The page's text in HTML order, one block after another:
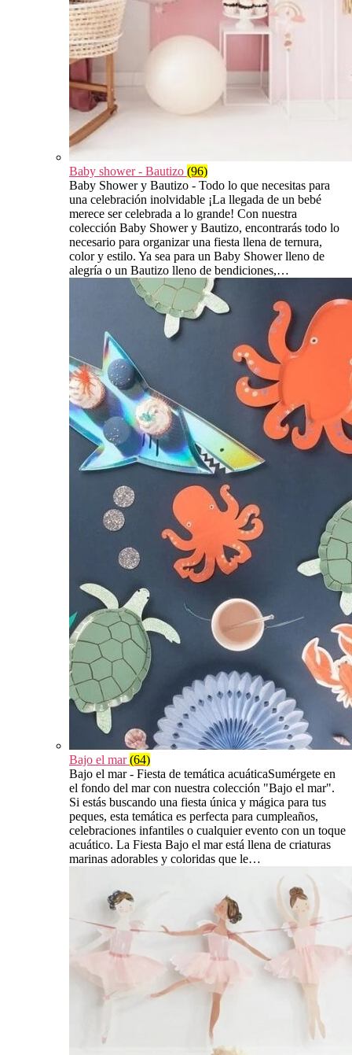
Baby shower - Bautizo (96)
Baby Shower y Bautizo - Todo lo que necesitas para
una celebración inolvidable ¡La llegada de un bebé
merece ser celebrada a lo grande! Con nuestra
colección Baby Shower y Bautizo, encontrarás todo lo
necesario para organizar una fiesta llena de ternura,
color y estilo. Ya sea para un Baby Shower lleno de
alegría o un Bautizo lleno de bendiciones,…
Bajo el mar(64)
Bajo el mar - Fiesta de temática acuáticaSumérgete en
el fondo del mar con nuestra colección "Bajo el mar".
Si estás buscando una fiesta única y mágica para tus
peques, esta temática es perfecta para cumpleaños,
celebraciones infantiles o cualquier evento con un toque
acuático. La Fiesta Bajo el mar está llena de criaturas
marinas adorables y coloridas que le…